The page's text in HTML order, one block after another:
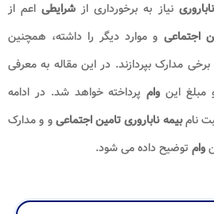
نیاز به برخورداری از شرایطی اعم از
اجتماعی و موارد دیگر را داشته، همچنین
برخی مدارک بپردازند. در این مقاله به معرفی
مبلغ این وام پرداخته خواهد شد. در ادامه
نامبیمه ناباروری تامین اجتماعیو و مدارک
وام توضیح داده می شود.